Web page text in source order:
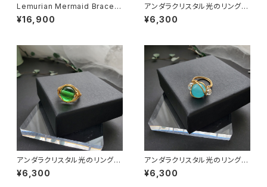
Lemurian Mermaid Bracele
t （マーメイド）
¥16,900
アンダラクリスタル光のリング
(エンジェリックブルー)
¥6,300
アンダラクリスタル光のリング
(ハートの真実)
¥6,300
アンダラクリスタル光のリング(A
NGEL)
¥6,300